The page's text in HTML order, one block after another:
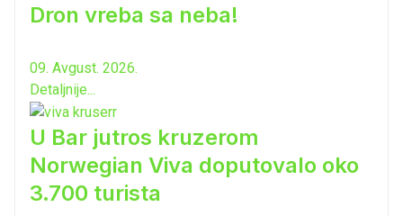
Dron vreba sa neba!
09. Avgust. 2026.
Detaljnije...
U Bar jutros kruzerom
Norwegian Viva doputovalo oko
3.700 turista